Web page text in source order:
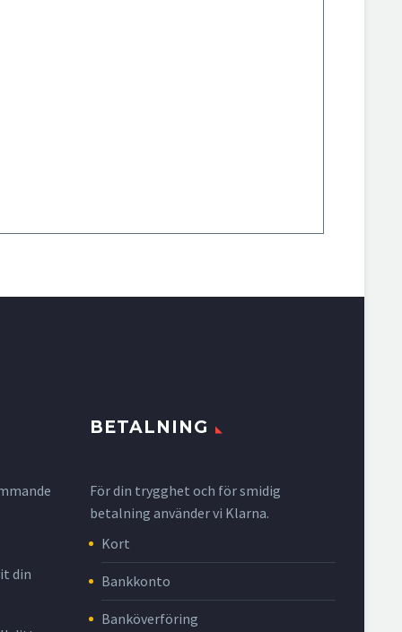
din
BETALNING
För din trygghet och för smidig
betalning använder vi Klarna.
Kort
Bankkonto
Banköverföring